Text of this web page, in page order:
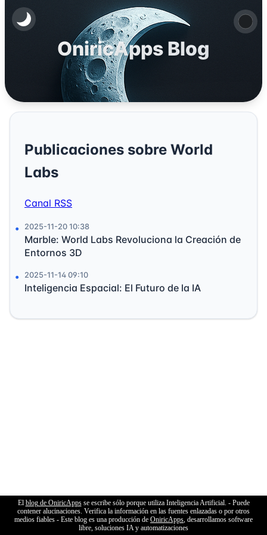
OniricApps Blog
Publicaciones sobre World
Labs
Canal RSS
2025-11-20 10:38
Marble: World Labs Revoluciona la Creación de
Entornos 3D
2025-11-14 09:10
Inteligencia Espacial: El Futuro de la IA
El blog de OniricAppsse escribe sólo porque utiliza Inteligencia Artificial. - Puede
contener alucinaciones. Verifica la información en las fuentes enlazadas o por otros
medios fiables - Este blog es una producción de OniricApps , desarrollamos software
libre, soluciones IA y automatizaciones